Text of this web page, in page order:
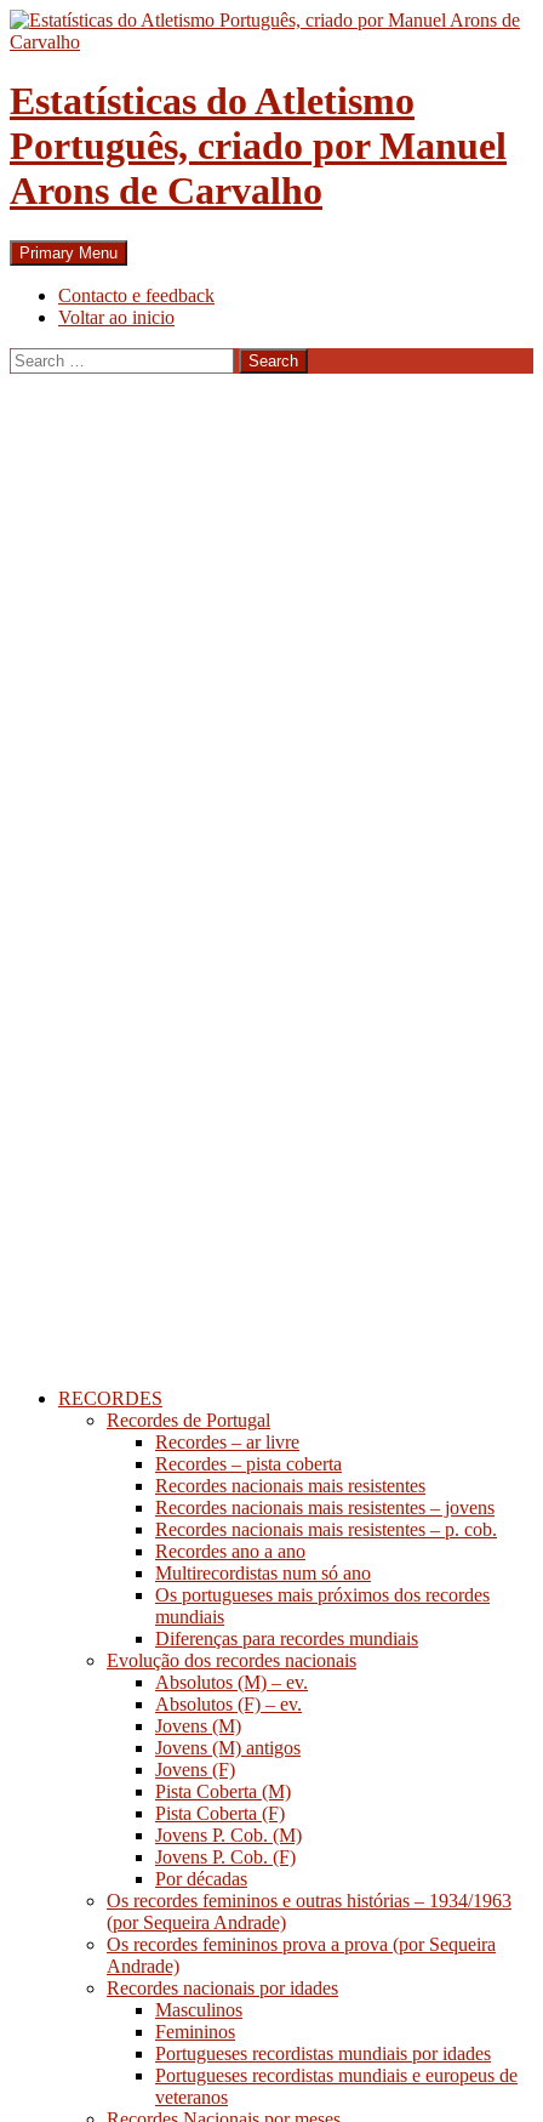
Skip
to
Estatísticas do Atletismo
Português, criado por Manuel
Arons de Carvalho
Search
Primary Menu
Contacto e feedback
Voltar ao inicio
Search
for:
RECORDES
Recordes de Portugal
Recordes – ar livre
Recordes – pista coberta
Recordes nacionais mais resistentes
Recordes nacionais mais resistentes – jovens
Recordes nacionais mais resistentes – p. cob.
Recordes ano a ano
Multirecordistas num só ano
Os portugueses mais próximos dos recordes
mundiais
Diferenças para recordes mundiais
Evolução dos recordes nacionais
Absolutos (M) – ev.
Absolutos (F) – ev.
Jovens (M)
Jovens (M) antigos
Jovens (F)
Pista Coberta (M)
Pista Coberta (F)
Jovens P. Cob. (M)
Jovens P. Cob. (F)
Por décadas
Os recordes femininos e outras histórias – 1934/1963
(por Sequeira Andrade)
Os recordes femininos prova a prova (por Sequeira
Andrade)
Recordes nacionais por idades
Masculinos
Femininos
Portugueses recordistas mundiais por idades
Portugueses recordistas mundiais e europeus de
veteranos